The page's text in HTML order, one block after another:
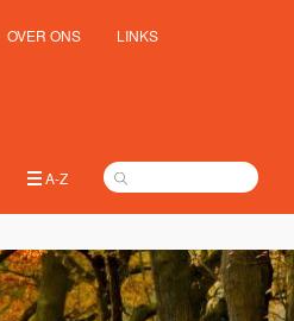
OVER ONS LINKS
A-Z